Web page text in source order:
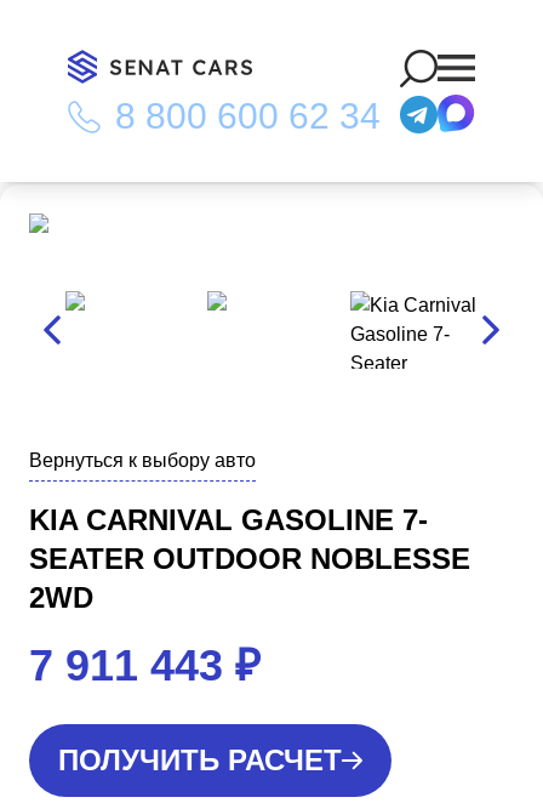
8 800 600 62 34
Главная Каталог/Kia Carnival Gasoline 7-Seater Outdoor
Noblesse 2WD
Вернуться к выбору авто
KIA CARNIVAL GASOLINE 7-
SEATER OUTDOOR NOBLESSE
2WD
7 911 443 ₽
ПОЛУЧИТЬ РАСЧЕТ